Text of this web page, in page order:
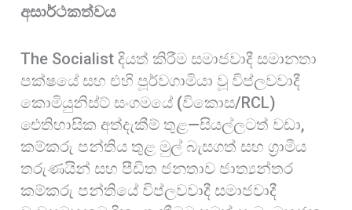
අසාර්ථකත්වය
The Socialist දියත් කිරීම සමාජවාදී සමානතා
පක්ෂයේ සහ එහි පූර්වගාමියා වූ විප්ලවවාදී
කොමියුනිස්ට් සංගමයේ (විකොස/RCL)
ඓතිහාසික අත්දැකීම් තුළ—සියල්ලටත් වඩා,
කම්කරු පන්තිය තුළ මුල් බැසගත් සහ ග්‍රාමීය
තරුණයින් සහ පීඩිත ජනතාව ජාත්‍යන්තර
කම්කරු පන්තියේ විප්ලවවාදී සමාජවාදී